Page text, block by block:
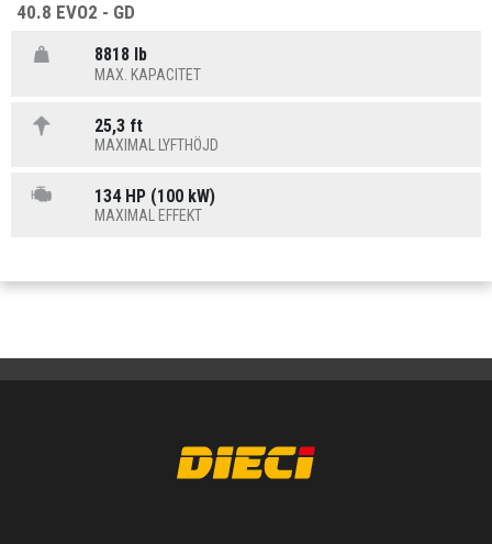
40.8 EVO2 - GD
8818 lb
MAX. KAPACITET
25,3 ft
MAXIMAL LYFTHÖJD
134 HP (100 kW)
MAXIMAL EFFEKT